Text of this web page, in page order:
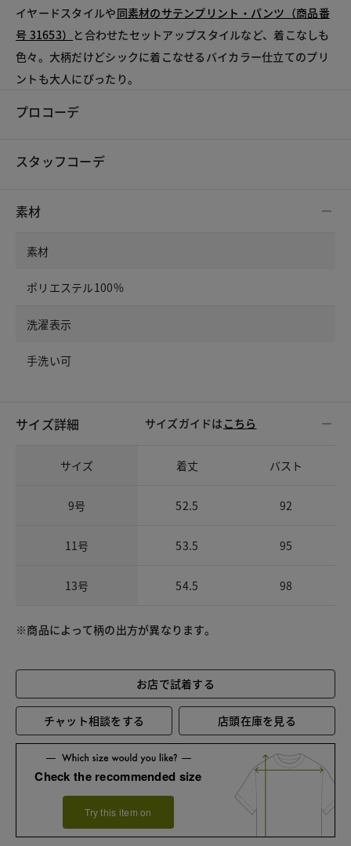
イヤードスタイルや同素材のサテンプリント・パンツ（商品番
号 31653） と合わせたセットアップスタイルなど、着こなしも
色々。大柄だけどシックに着こなせるバイカラー仕立てのプリ
ントも大人にぴったり。
プロコーデ
スタッフコーデ
素材
素材
ポリエステル100%
洗濯表示
手洗い可
サイズ詳細 サイズガイドは こちら
サイズ 着丈 バスト
9号 52.5 92
11号 53.5 95
13号 54.5 98
※商品によって柄の出方が異なります。
お店で試着する
チャット相談をする 店頭在庫を見る
Check the recommended size
Try this item on